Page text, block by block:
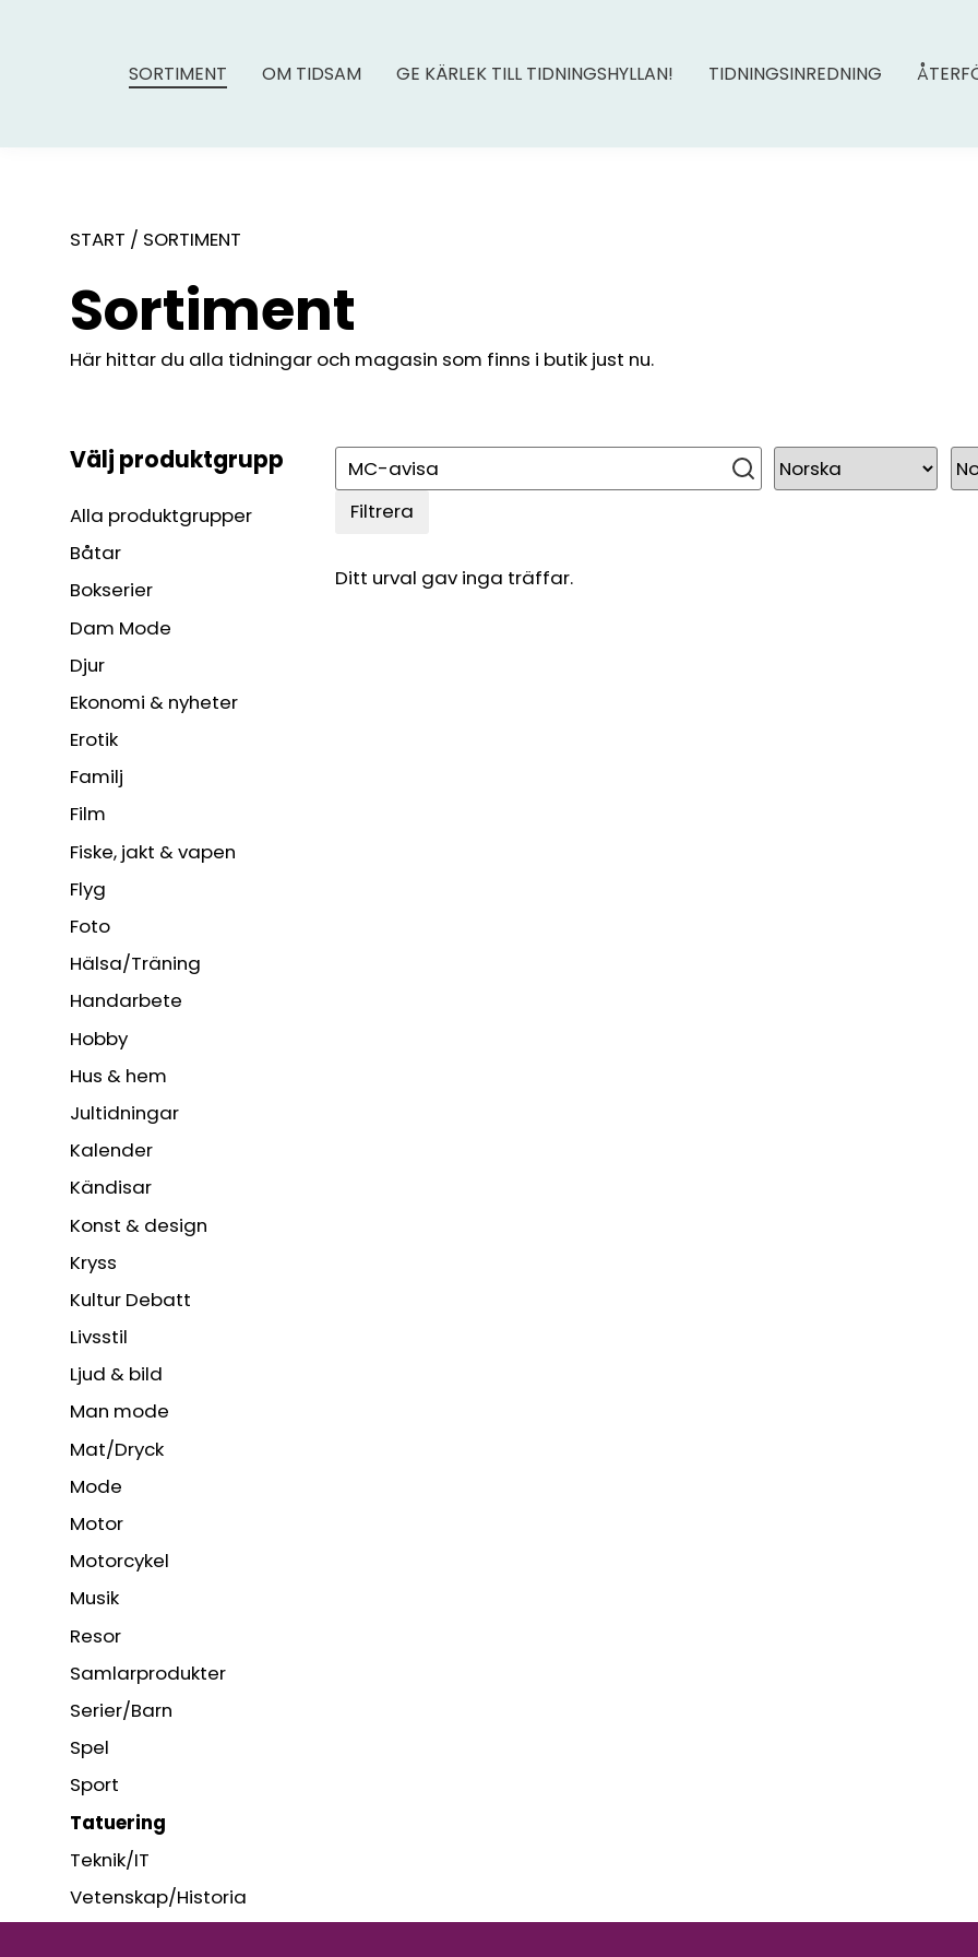
SORTIMENT OM TIDSAM GE KÄRLEK TILL TIDNINGSHYLLAN! TIDNINGSINREDNING
START / SORTIMENT
Sortiment
Här hittar du alla tidningar och magasin som finns i butik just nu.
Välj produktgrupp
Alla produktgrupper
Båtar
Bokserier
Dam Mode
Djur
Ekonomi & nyheter
Erotik
Familj
Film
Fiske, jakt & vapen
Flyg
Foto
Hälsa/Träning
Handarbete
Hobby
Hus & hem
Jultidningar
Kalender
Kändisar
Konst & design
Kryss
Kultur Debatt
Livsstil
Ljud & bild
Man mode
Mat/Dryck
Mode
Motor
Motorcykel
Musik
Resor
Samlarprodukter
Serier/Barn
Spel
Sport
Tatuering
Teknik/IT
Vetenskap/Historia
Sök
Filtrera
Ditt urval gav inga träffar.